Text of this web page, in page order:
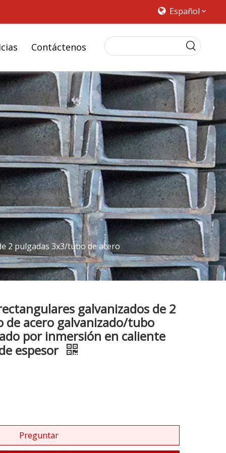
Español
Contáctenos
2 pulgadas 3x3/tubo de acero
galvanizados de 2
de acero galvanizado/tubo
por inmersión en caliente
espesor
Preguntar